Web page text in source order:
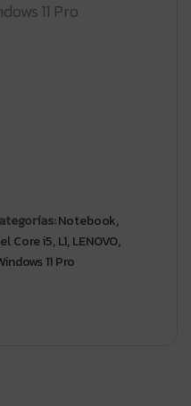
11 Pro
Notebook,
Core i5,L1,LENOVO,
11 Pro